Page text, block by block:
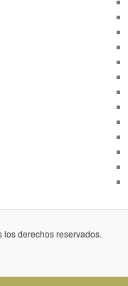
derechos reservados.